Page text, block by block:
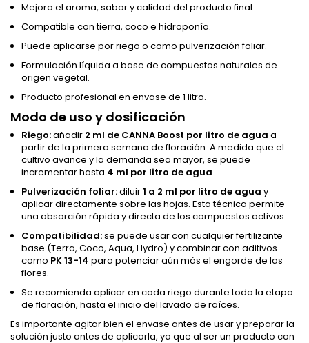
Mejora el aroma, sabor y calidad del producto final.
Compatible con tierra, coco e hidroponía.
Puede aplicarse por riego o como pulverización foliar.
Formulación líquida a base de compuestos naturales de
origen vegetal.
Producto profesional en envase de 1 litro.
Modo de uso y dosificación
Riego:añadir 2 ml de CANNA Boost por litro de agua a
partir de la primera semana de floración. A medida que el
cultivo avance y la demanda sea mayor, se puede
incrementar hasta 4 ml por litro de agua.
Pulverización foliar:diluir1 a 2 ml por litro de agua y
aplicar directamente sobre las hojas. Esta técnica permite
una absorción rápida y directa de los compuestos activos.
Compatibilidad:se puede usar con cualquier fertilizante
base (Terra, Coco, Aqua, Hydro) y combinar con aditivos
como PK 13-14 para potenciar aún más el engorde de las
flores.
Se recomienda aplicar en cada riego durante toda la etapa
de floración, hasta el inicio del lavado de raíces.
Es importante agitar bien el envase antes de usar y preparar la
solución justo antes de aplicarla, ya que al ser un producto con